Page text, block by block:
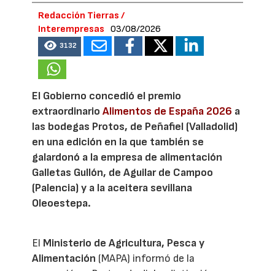
Redacción Tierras /
Interempresas
03/08/2026
3132
El Gobierno concedió el premio
extraordinarioAlimentos de España 2026 a
las bodegas Protos, de Peñafiel (Valladolid)
en una edición en la que también se
galardonó a la empresa de alimentación
Galletas Gullón, de Aguilar de Campoo
(Palencia) y a la aceitera sevillana
Oleoestepa.
El Ministerio de Agricultura, Pesca y
Alimentación (MAPA) informó de la